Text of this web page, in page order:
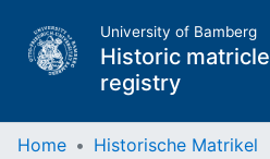
University of Bamberg
Historic matricle
registry
Home
Historische Matrikel